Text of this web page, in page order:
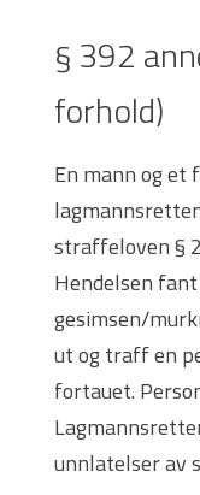
§ 392
forhold)
En mann og
straffeloven §
Hendelsen
gesimsen/
ut og traff en
fortauet.
unnlatelser av